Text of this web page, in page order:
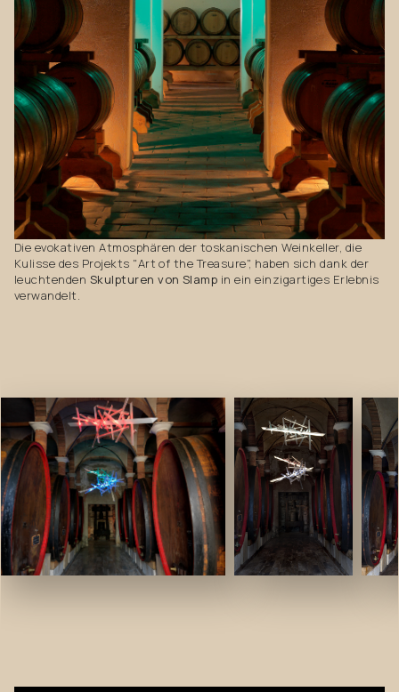
Die evokativen Atmosphären der toskanischen Weinkeller, die
Kulisse des Projekts "Art of the Treasure", haben sich dank der
leuchtenden Skulpturen von Slamp in ein einzigartiges Erlebnis
verwandelt.